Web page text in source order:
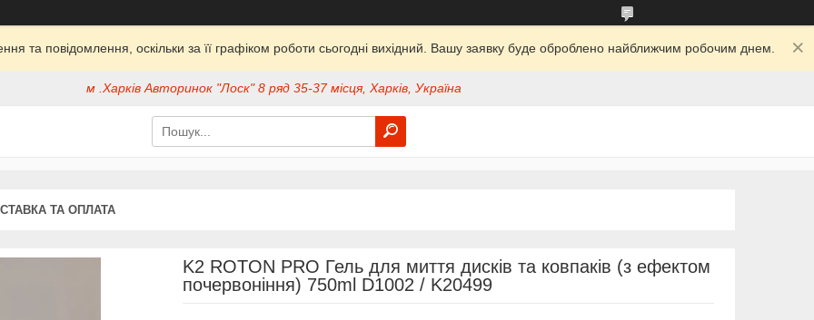
та повідомлення, оскільки за її графіком роботи сьогодні вихідний. Вашу заявку буде оброблено найближчим робочим днем.
м .Харків Авторинок "Лоск" 8 ряд 35-37 місця, Харків, Україна
ТА ОПЛАТА
K2 ROTON PRO Гель для миття дисків та ковпаків (з ефектом
почервоніння) 750ml D1002 / K20499